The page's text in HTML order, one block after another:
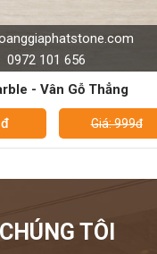
0972 101 656
Đá Marble - Kem Chỉ
Giá: 99đ Giá:
TÔI